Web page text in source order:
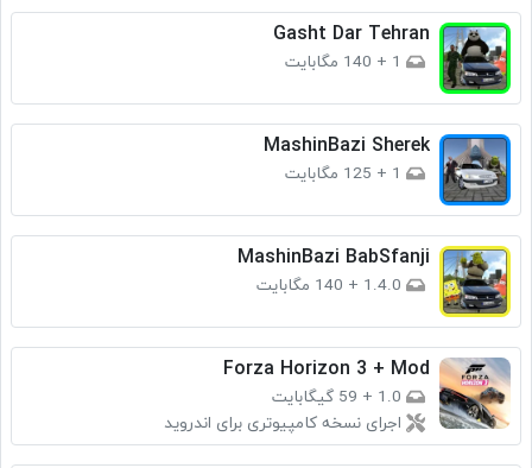
Gasht Dar Tehran
1
+ 140 مگابایت
MashinBazi Sherek
1
+ 125 مگابایت
MashinBazi BabSfanji
1.4.0
+ 140 مگابایت
Forza Horizon 3 + Mod
1.0
+ 59 گیگابایت
اجرای نسخه کامپیوتری برای اندروید